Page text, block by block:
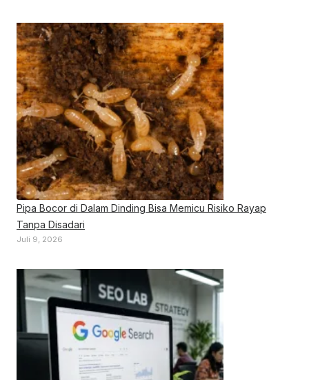
Pipa Bocor di Dalam Dinding Bisa Memicu Risiko Rayap
Tanpa Disadari
Juli 9, 2026